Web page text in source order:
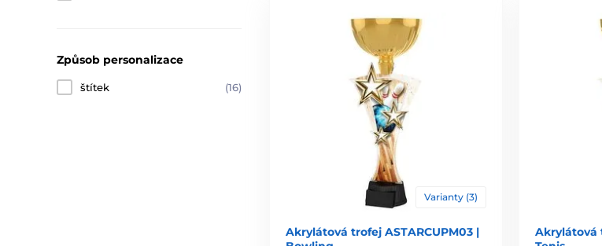
Způsob personalizace
štítek (16)
Varianty (3)
Akrylátová trofej ASTARCUPM03 |
Akrylátová